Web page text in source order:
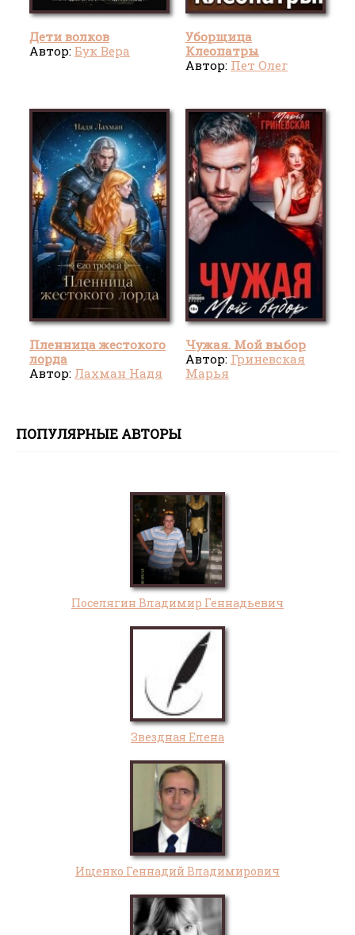
Дети волков
Автор: Бук Вера
Уборщица
Клеопатры
Автор: Пет Олег
Пленница жестокого
лорда
Автор: Лахман Надя
Чужая. Мой выбор
Автор: Гриневская
Марья
ПОПУЛЯРНЫЕ АВТОРЫ
Поселягин Владимир Геннадьевич
Звездная Елена
Ищенко Геннадий Владимирович